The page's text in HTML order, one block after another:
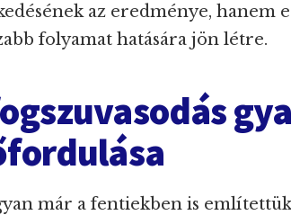
az eredménye, hanem
folyamat hatására jön létre.
már a fentiekben is